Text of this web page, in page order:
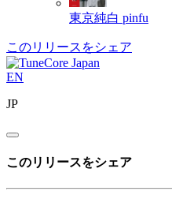
東京純白 pinfu
このリリースをシェア
EN
JP
このリリースをシェア